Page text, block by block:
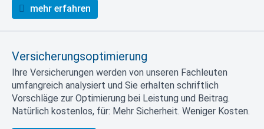
mehr erfahren
Versicherungsoptimierung
Ihre Versicherungen werden von unseren Fachleuten
umfangreich analysiert und Sie erhalten schriftlich
Vorschläge zur Optimierung bei Leistung und Beitrag.
Natürlich kostenlos, für: Mehr Sicherheit. Weniger Kosten.